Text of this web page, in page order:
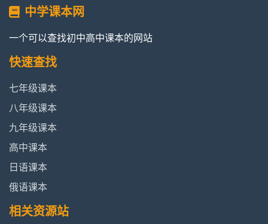
中学课本网
一个可以查找初中高中课本的网站
快速查找
七年级课本
八年级课本
九年级课本
高中课本
日语课本
俄语课本
相关资源站